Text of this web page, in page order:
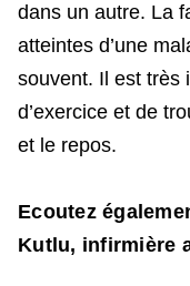
dans un autre. La
atteintes d’une
souvent. Il est très
d’exercice et de
et le repos.
Ecoutez
Kutlu, infirmière